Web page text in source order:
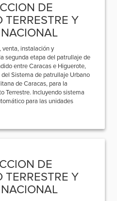
DE
TERRESTRE Y
venta, instalación y
segunda etapa del patrullaje de
entre Caracas e Higuerote,
Sistema de patrullaje Urbano
de Caracas, para la
Terrestre. Incluyendo sistema
para las unidades
DE
TERRESTRE Y